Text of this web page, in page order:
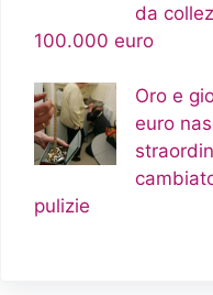
da
100.000 euro
Oro e
euro
pulizie